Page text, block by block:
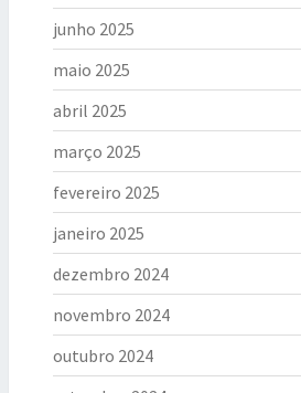
junho 2025
maio 2025
abril 2025
março 2025
fevereiro 2025
janeiro 2025
dezembro 2024
novembro 2024
outubro 2024